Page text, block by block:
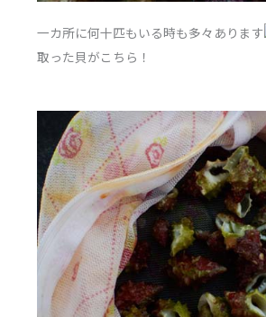
一カ所に何十匹もいる時も多々あります
取った貝がこちら！